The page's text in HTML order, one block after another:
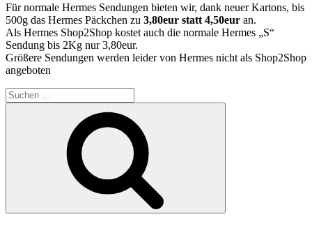
Für normale Hermes Sendungen bieten wir, dank neuer Kartons, bis
500g das Hermes Päckchen zu 3,80eur statt 4,50eur an.
Als Hermes Shop2Shop kostet auch die normale Hermes „S“
Sendung bis 2Kg nur 3,80eur.
Größere Sendungen werden leider von Hermes nicht als Shop2Shop
angeboten
Suchen
nach: